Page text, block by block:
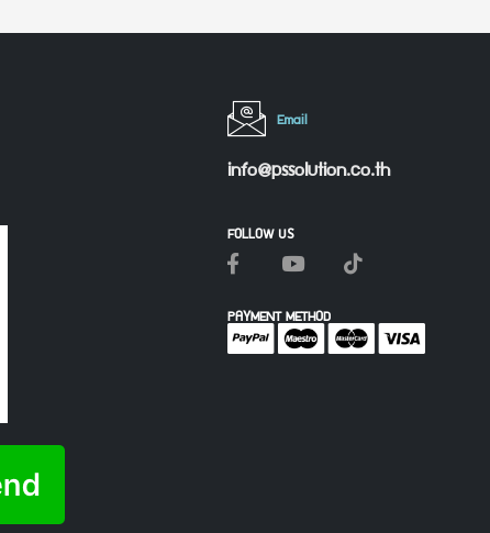
Email
info@pssolution.co.th
FOLLOW US
PAYMENT METHOD